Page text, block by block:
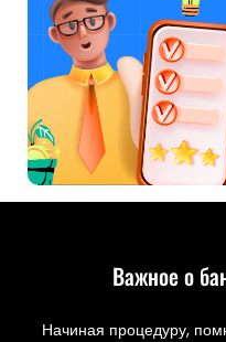
Важное о
Начиная процедуру,